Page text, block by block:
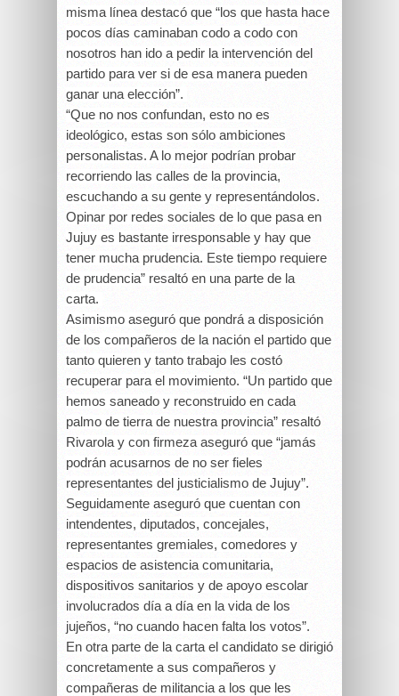
misma línea destacó que “los que hasta hace
pocos días caminaban codo a codo con
nosotros han ido a pedir la intervención del
partido para ver si de esa manera pueden
ganar una elección”.
“Que no nos confundan, esto no es
ideológico, estas son sólo ambiciones
personalistas. A lo mejor podrían probar
recorriendo las calles de la provincia,
escuchando a su gente y representándolos.
Opinar por redes sociales de lo que pasa en
Jujuy es bastante irresponsable y hay que
tener mucha prudencia. Este tiempo requiere
de prudencia” resaltó en una parte de la
carta.
Asimismo aseguró que pondrá a disposición
de los compañeros de la nación el partido que
tanto quieren y tanto trabajo les costó
recuperar para el movimiento. “Un partido que
hemos saneado y reconstruido en cada
palmo de tierra de nuestra provincia” resaltó
Rivarola y con firmeza aseguró que “jamás
podrán acusarnos de no ser fieles
representantes del justicialismo de Jujuy”.
Seguidamente aseguró que cuentan con
intendentes, diputados, concejales,
representantes gremiales, comedores y
espacios de asistencia comunitaria,
dispositivos sanitarios y de apoyo escolar
involucrados día a día en la vida de los
jujeños, “no cuando hacen falta los votos”.
En otra parte de la carta el candidato se dirigió
concretamente a sus compañeros y
compañeras de militancia a los que les